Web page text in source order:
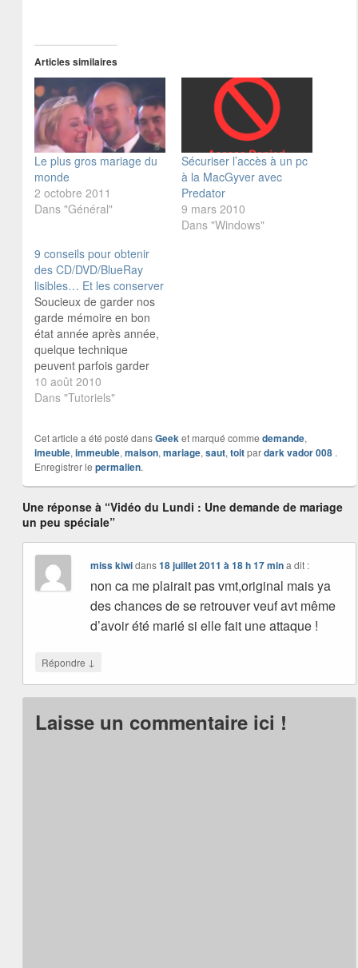
Articles similaires
Le plus gros mariage du
monde
2 octobre 2011
Dans "Général"
Sécuriser l’accès à un pc
à la MacGyver avec
Predator
9 mars 2010
Dans "Windows"
9 conseils pour obtenir
des CD/DVD/BlueRay
lisibles… Et les conserver
Soucieux de garder nos
garde mémoire en bon
état année après année,
quelque technique
peuvent parfois garder
nos disques en bon état
après de nombreuse
Si vous gravez des
morceaux de musique
que vous n'avez pas
écoutés ou que vous
venez d'enregistrer sur…
10 août 2010
Dans "Tutoriels"
Cet article a été posté dansGeek et marqué comme demande,
imeuble, immeuble, maison, mariage, saut, toitpardark vador 008.
Enregistrer le permalien.
Une réponse à “Vidéo du Lundi : Une demande de mariage
un peu spéciale”
miss kiwidans18 juillet 2011 à 18 h 17 mina dit :
non ca me plairait pas vmt,original mais ya
des chances de se retrouver veuf avt même
d’avoir été marié si elle fait une attaque !
Répondre ↓
Laisse un commentaire ici !